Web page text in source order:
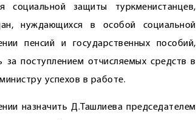
защиты туркменистанцев,
нуждающихся в особой социальной
пенсий и государственных пособий,
поступлением отчисляемых средств в
успехов в работе.
назначить Д.Ташлиева председателем